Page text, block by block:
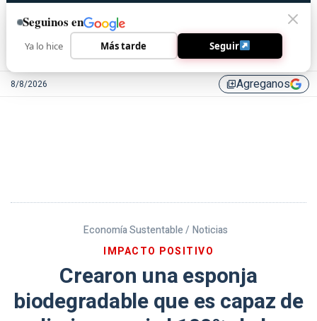
8/8/2026 library_addAgreganos
Economía Sustentable / Noticias
IMPACTO POSITIVO
Crearon una esponja
biodegradable que es capaz de
Seguinos en
Ya lo hice Más tarde Seguir